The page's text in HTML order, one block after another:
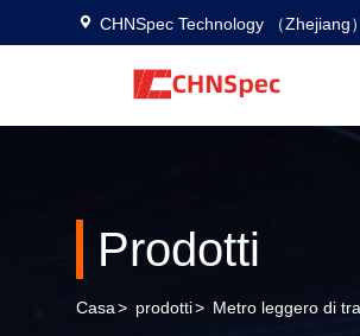
CHNSpec Technology （Zhejiang
Prodotti
Casa> prodotti> Metro leggero di